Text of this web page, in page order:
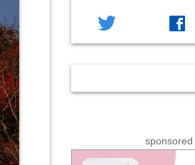
twitter facebook
sponsored